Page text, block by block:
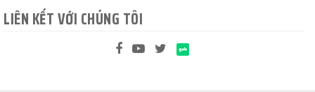
LIÊN KẾT VỚI CHÚNG TÔI